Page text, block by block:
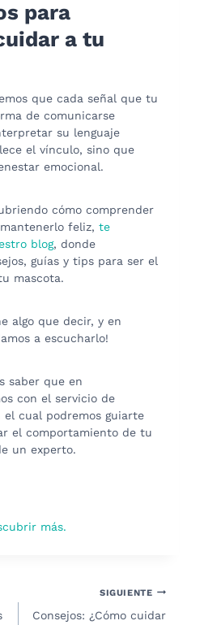
para
a tu
que cada señal que tu
de comunicarse
su lenguaje
el vínculo, sino que
emocional.
cómo comprender
feliz, te
blog, donde
guías y tips para ser el
mascota.
algo que decir, y en
a escucharlo!
saber que en
con el servicio de
cual podremos guiarte
el comportamiento de tu
un experto.
más.
SIGUIENTE
Consejos: ¿Cómo cuidar